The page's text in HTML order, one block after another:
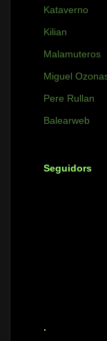
Kataverno
Kilian
Malamuteros
Miguel
Pere Rullan
Balearweb
Seguidors
.